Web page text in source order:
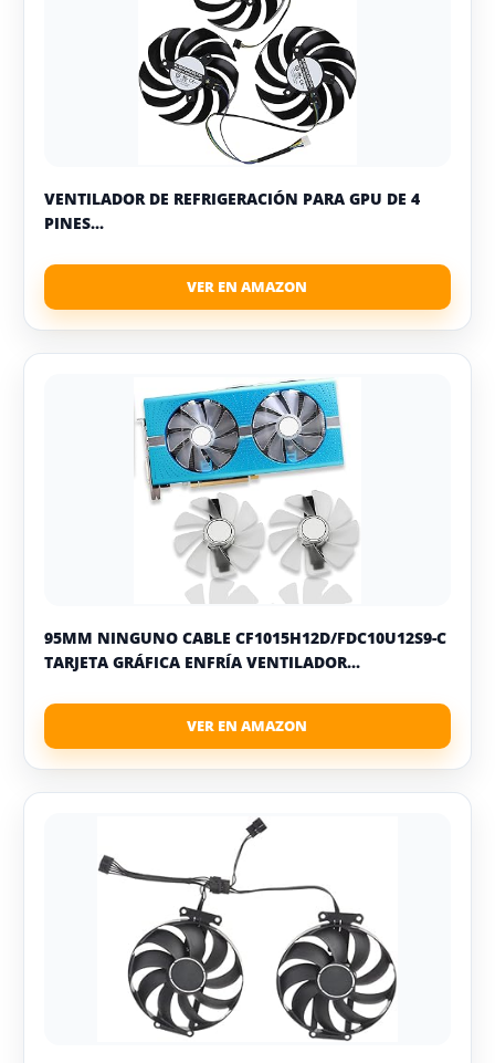
VENTILADOR DE REFRIGERACIÓN PARA GPU DE 4
PINES...
95MM NINGUNO CABLE CF1015H12D/FDC10U12S9-C
TARJETA GRÁFICA ENFRÍA VENTILADOR...